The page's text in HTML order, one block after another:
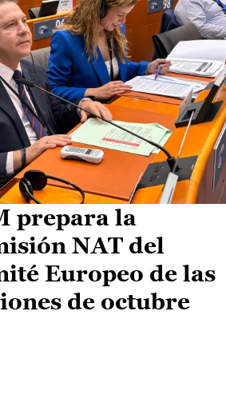
prepara la
NAT del
Europeo de las
de octubre